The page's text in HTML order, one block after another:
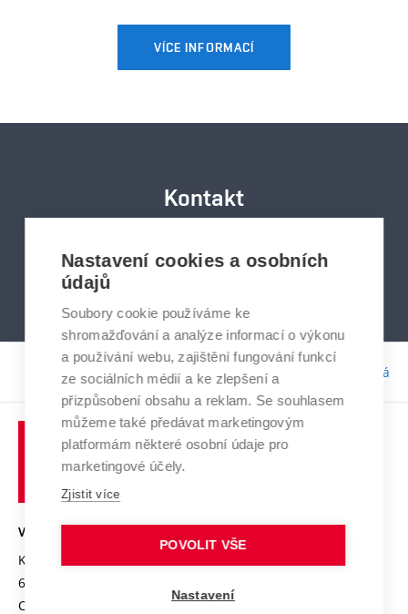
VÍCE INFORMACÍ
Kontakt
UDRZITELNOST@VUT.CZ
Odpovědnost:Bc. Tereza Kučerová
VYSOKÉ UČENÍ TECHNICKÉ V BRNĚ
Kolejní 2906/4
612 00 Brno
Czech Republic
Nastavení cookies a osobních
údajů
Soubory cookie používáme ke
shromažďování a analýze informací o výkonu
a používání webu, zajištění fungování funkcí
ze sociálních médií a ke zlepšení a
přizpůsobení obsahu a reklam. Se souhlasem
můžeme také předávat marketingovým
platformám některé osobní údaje pro
marketingové účely.
Zjistit více
POVOLIT VŠE
Nastavení